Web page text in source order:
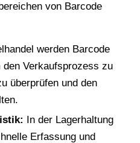
von Barcode
werden Barcode
Verkaufsprozess zu
überprüfen und den
In der Lagerhaltung
Erfassung und